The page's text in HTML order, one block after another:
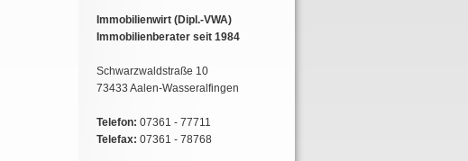
Immobilienwirt (Dipl.-VWA)
Immobilienberater seit 1984
Schwarzwaldstraße 10
73433 Aalen-Wasseralfingen
Telefon: 07361 - 77711
Telefax: 07361 - 78768